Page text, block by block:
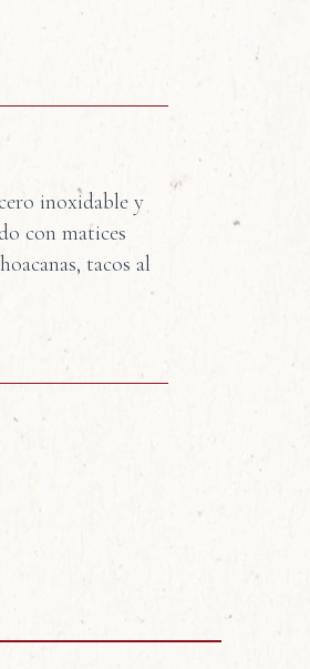
inoxidable y
con matices
tacos al